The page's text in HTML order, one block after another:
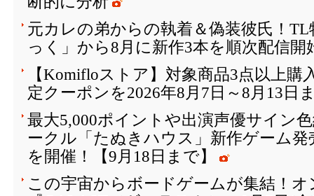
元カレの弟からの執着＆偽装彼氏！
っく」から8月に新作3本を順次配信開
【Komifloストア】対象商品3点以上購
定クーポンを2026年8月7日～8月13日
最大5,000ポイントや出演声優サイン
ークル「たぬきハウス」新作ゲーム
を開催！【9月18日まで】
この宇宙からボードゲームが集結！